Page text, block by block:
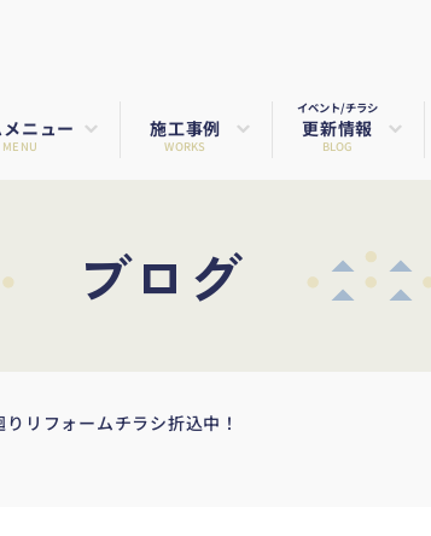
ニュー
MENU
施工事例
WORKS
イベント/チラシ
更新情報
BLOG
ブログ
リフォームチラシ折込中！